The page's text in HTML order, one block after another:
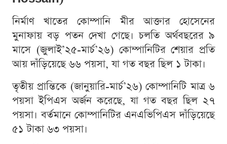
নির্মাণ খাতের কোম্পানি মীর আক্তার হোসেনের
মুনাফায় বড় পতন দেখা গেছে। চলতি অর্থবছরের ৯
মাসে (জুলাই’২৫-মার্চ’২৬) কোম্পানিটির শেয়ার প্রতি
আয় দাঁড়িয়েছে ৬৬ পয়সা, যা গত বছর ছিল ১ টাকা।
তৃতীয় প্রান্তিকে (জানুয়ারি-মার্চ’২৬) কোম্পানিটি মাত্র ৬
পয়সা ইপিএস অর্জন করেছে, যা গত বছর ছিল ২৭
পয়সা। বর্তমানে কোম্পানিটির এনএভিপিএস দাঁড়িয়েছে
৫১ টাকা ৬৩ পয়সা।